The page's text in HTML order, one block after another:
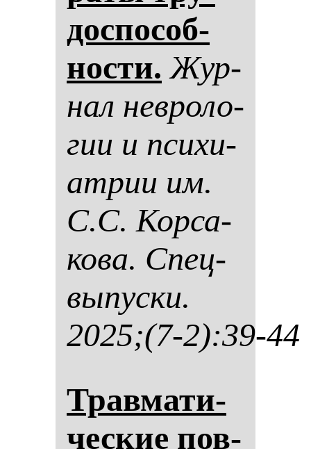
дос­по­соб­
нос­ти. Жур­
нал нев­ро­ло­
гии и пси­хи­
ат­рии им.
С.С. Кор­са­
ко­ва. Спец­
вы­пус­ки.
2025;(7-2):39-44
Трав­ма­ти­
чес­кие пов­